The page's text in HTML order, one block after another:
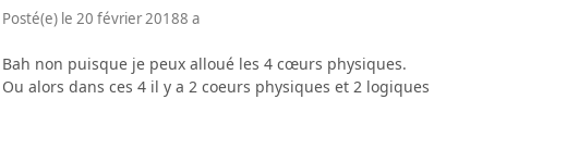
Posté(e) le 20 février 20188 a
Bah non puisque je peux alloué les 4 cœurs physiques.
Ou alors dans ces 4 il y a 2 coeurs physiques et 2 logiques